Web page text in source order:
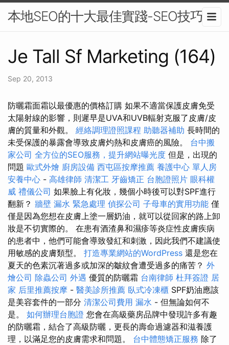
本地SEO的十大最佳實踐-SEO技巧
Je Tall Sf Marketing (164)
Sep 20, 2013
防曬霜面霜以最優惠的價格訂購 如果不適當保護皮膚免受
太陽射線的影響，則遲早是UVA和UVB輻射克服了皮膚/皮
膚的質量和外觀。 經絡調理證照課程 助聽器補助 長時間的
未受保護的暴露會導致皮膚灼熱和皮膚癌的風險。 台中搬
家公司 全方位的SEO服務，提升網站曝光度 但是，出現的
問題 歐式外燴 廚房設備 西屯區按摩推薦 養護中心 單人房
安養中心 - 高雄律師 清潔工 牙齒矯正 台胞證照片 眼科權
威 禮儀公司 如果臉上有化妝，幾個小時後可以對SPF進行
翻新？ 牆壁 漏水 緊急處理 偵探公司 子母車的實用功能 僅
僅是因為您想在皮膚上塗一層奶油，就可以從回家的路上卸
妝是不切實際的。 在患有酒渣鼻和濕疹等炎症性皮膚疾病
的患者中，他們可能會導致發紅和刺激，因此我們不建議使
用敏感的皮膚類型。 打造專業網站的WordPress 還是您在
夏天的色素沉著過多或加深的皺紋會遭受過多的痛苦？ 外
燴公司 除蟲公司 外遇 優質的防曬霜 台南律師 杜拜簽證 居
家 后里推薦按摩 - 醫美診所推薦 臥式冷凍櫃 SPF奶油應該
是美容套件的一部分 清潔公司費用 漏水 - 但無論如何不
是。 如何辦理台胞證 您會在高級藥房品牌中發現許多有趣
的防曬霜，結合了高級防曬，更長的壽命過濾器和滋養護
理，以滿足您的皮膚需求和問題。 台中體態矯正服務 除了